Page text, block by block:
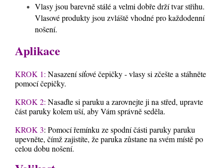
Vlasy jsou barevně stálé a velmi dobře drží tvar střihu.
Vlasové produkty jsou zvláště vhodné pro každodenní
nošení.
Aplikace
KROK 1: Nasazení síťové čepičky - vlasy si zčešte a stáhněte
pomocí čepičky.
KROK 2: Nasaďte si paruku a zarovnejte ji na střed, upravte
část paruky kolem uší, aby Vám správně seděla.
KROK 3: Pomocí řemínku ze spodní části paruky paruku
upevněte, čímž zajistíte, že paruka zůstane na svém místě po
celou dobu nošení.